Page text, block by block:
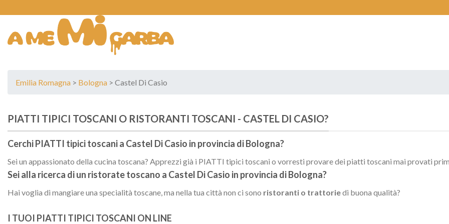
content
Emilia Romagna > Bologna > Castel Di Casio
PIATTI TIPICI TOSCANI O RISTORANTI TOSCANI - CASTEL DI CASIO?
Cerchi PIATTI tipici toscani a Castel Di Casio in provincia diBologna?
Sei un appassionato della cucina toscana? Apprezzi già i PIATTI tipici toscani o vorresti provare dei piatti toscani mai provati
Sei alla ricerca di un ristorate toscano a Castel Di Casio in provincia diBologna?
Hai voglia di mangiare una specialità toscane, ma nella tua città non ci sono ristoranti o trattoriedi buona qualità?
I TUOI PIATTI TIPICI TOSCANI ON LINE